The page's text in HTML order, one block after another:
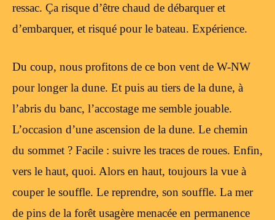
ressac. Ça risque d’être chaud de débarquer et
d’embarquer, et risqué pour le bateau. Expérience.
Du coup, nous profitons de ce bon vent de W-NW
pour longer la dune. Et puis au tiers de la dune, à
l’abris du banc, l’accostage me semble jouable.
L’occasion d’une ascension de la dune. Le chemin
du sommet ? Facile : suivre les traces de roues. Enfin,
vers le haut, quoi. Alors en haut, toujours la vue à
couper le souffle. Le reprendre, son souffle. La mer
de pins de la forêt usagère menacée en permanence